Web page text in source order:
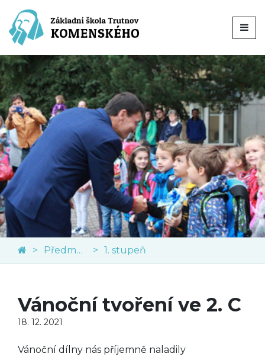
Předměty 1. stupeň
Vánoční tvoření ve 2. C
18. 12. 2021
Vánoční dílny nás příjemně naladily